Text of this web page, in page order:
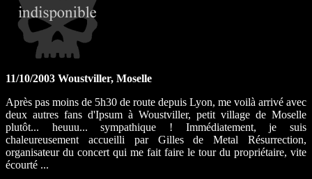
11/10/2003 Woustviller, Moselle
Après pas moins de 5h30 de route depuis Lyon, me voilà arrivé avec
deux autres fans d'Ipsum à Woustviller, petit village de Moselle
plutôt... heuuu... sympathique ! Immédiatement, je suis
chaleureusement accueilli par Gilles de Metal Résurrection,
organisateur du concert qui me fait faire le tour du propriétaire, vite
écourté ...